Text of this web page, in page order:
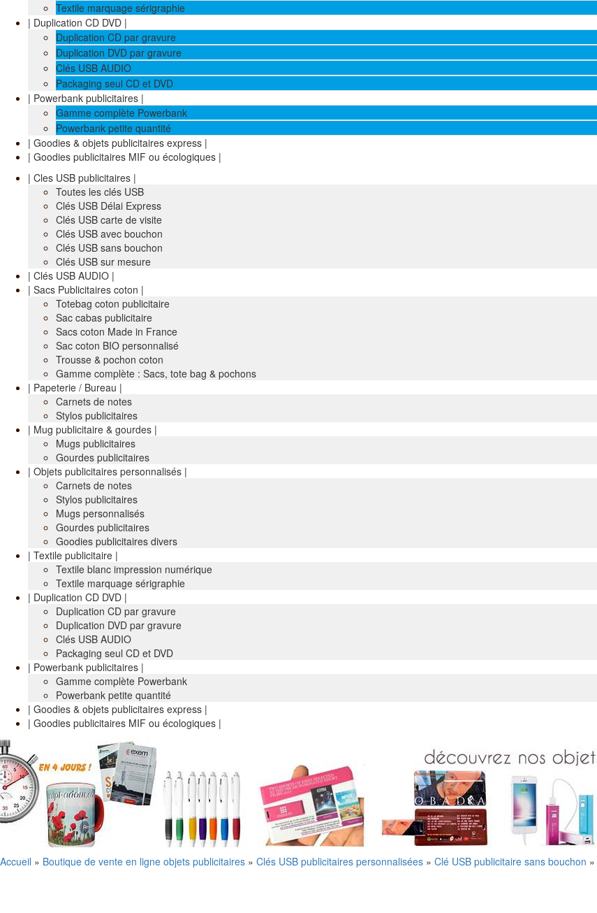
Textile marquage sérigraphie
| Duplication CD DVD |
Duplication CD par gravure
Duplication DVD par gravure
Clés USB AUDIO
Packaging seul CD et DVD
| Powerbank publicitaires |
Gamme complète Powerbank
Powerbank petite quantité
| Goodies & objets publicitaires express |
| Goodies publicitaires MIF ou écologiques |
| Cles USB publicitaires |
Toutes les clés USB
Clés USB Délai Express
Clés USB carte de visite
Clés USB avec bouchon
Clés USB sans bouchon
Clés USB sur mesure
| Clés USB AUDIO |
| Sacs Publicitaires coton |
Totebag coton publicitaire
Sac cabas publicitaire
Sacs coton Made in France
Sac coton BIO personnalisé
Trousse & pochon coton
Gamme complète : Sacs, tote bag & pochons
| Papeterie / Bureau |
Carnets de notes
Stylos publicitaires
| Mug publicitaire & gourdes |
Mugs publicitaires
Gourdes publicitaires
| Objets publicitaires personnalisés |
Carnets de notes
Stylos publicitaires
Mugs personnalisés
Gourdes publicitaires
Goodies publicitaires divers
| Textile publicitaire |
Textile blanc impression numérique
Textile marquage sérigraphie
| Duplication CD DVD |
Duplication CD par gravure
Duplication DVD par gravure
Clés USB AUDIO
Packaging seul CD et DVD
| Powerbank publicitaires |
Gamme complète Powerbank
Powerbank petite quantité
| Goodies & objets publicitaires express |
| Goodies publicitaires MIF ou écologiques |
Accueil » Boutique de vente en ligne objets publicitaires » Clés USB publicitaires personnalisées » Clé USB publicitaire sans bouchon »